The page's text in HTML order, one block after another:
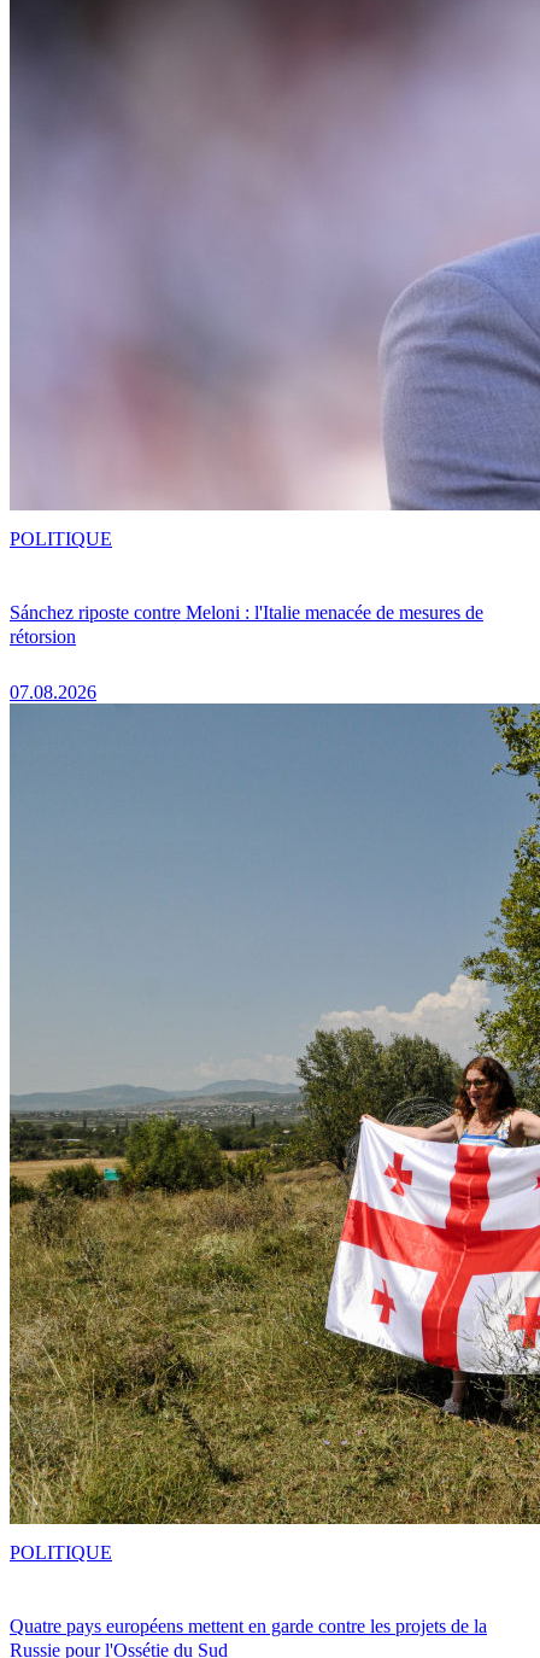
Sánchez riposte contre Meloni : l'Italie menacée de mesures de
rétorsion
07.08.2026
POLITIQUE
Quatre pays européens mettent en garde contre les projets de la
Russie pour l'Ossétie du Sud
POLITIQUE